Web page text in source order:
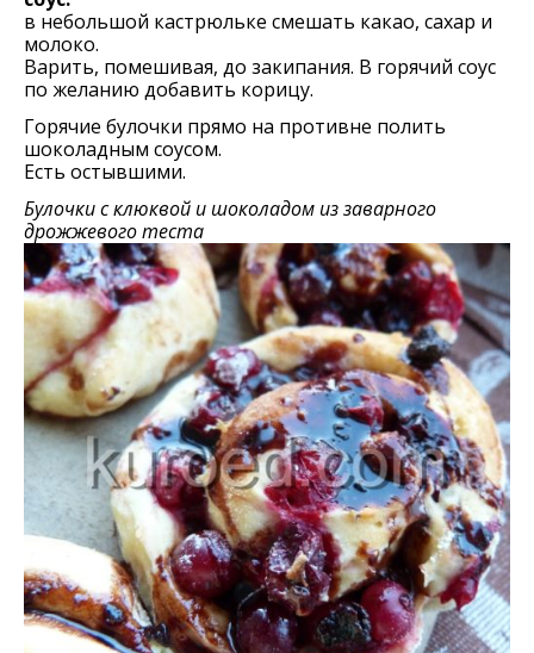
в небольшой кастрюльке смешать какао, сахар и
молоко.
Варить, помешивая, до закипания. В горячий соус
по желанию добавить корицу.
Горячие булочки прямо на противне полить
шоколадным соусом.
Есть остывшими.
Булочки с клюквой и шоколадом из заварного
дрожжевого теста